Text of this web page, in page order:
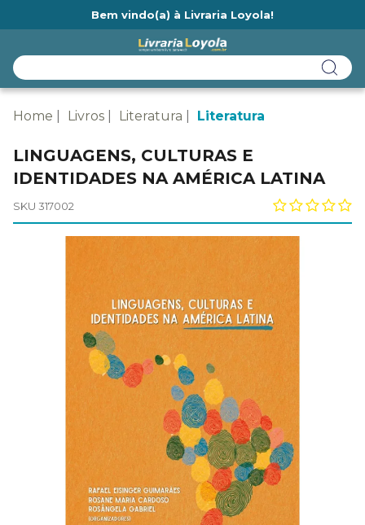
Bem vindo(a) à Livraria Loyola!
Home Livros Literatura Literatura
LINGUAGENS, CULTURAS E
IDENTIDADES NA AMÉRICA LATINA
SKU 317002